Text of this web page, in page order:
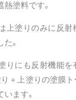
塗料です。
上塗りのみに反射
。
りにも反射機能を
り＋上塗りの塗膜
ます。